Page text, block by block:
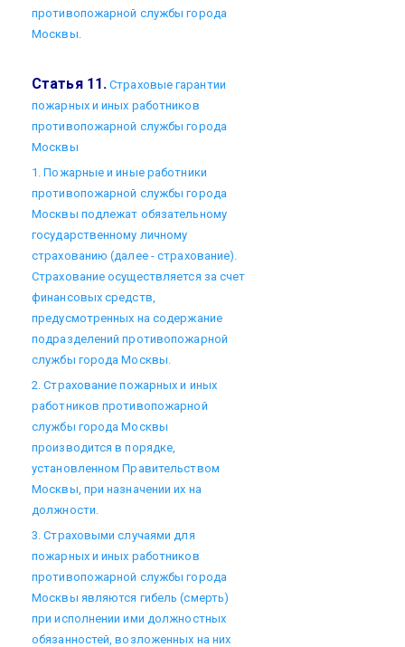
противопожарной службы города
Москвы.
Статья 11. Страховые гарантии
пожарных и иных работников
противопожарной службы города
Москвы
1. Пожарные и иные работники
противопожарной службы города
Москвы подлежат обязательному
государственному личному
страхованию (далее - страхование).
Страхование осуществляется за счет
финансовых средств,
предусмотренных на содержание
подразделений противопожарной
службы города Москвы.
2. Страхование пожарных и иных
работников противопожарной
службы города Москвы
производится в порядке,
установленном Правительством
Москвы, при назначении их на
должности.
3. Страховыми случаями для
пожарных и иных работников
противопожарной службы города
Москвы являются гибель (смерть)
при исполнении ими должностных
обязанностей, возложенных на них